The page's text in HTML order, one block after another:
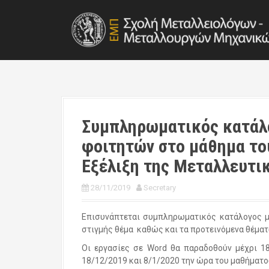
Συμπληρωματικός
φοιτητών στο μάθημα
Εξέλιξη της
28/11/2019 Secretary
Επισυνάπτεται συμπληρωματικός κατάλογος
στιγμής θέμα καθώς και τα προτεινόμενα
Οι εργασίες σε Word θα παραδοθούν μέχρι
18/12/2019 και 8/1/2020 την ώρα του